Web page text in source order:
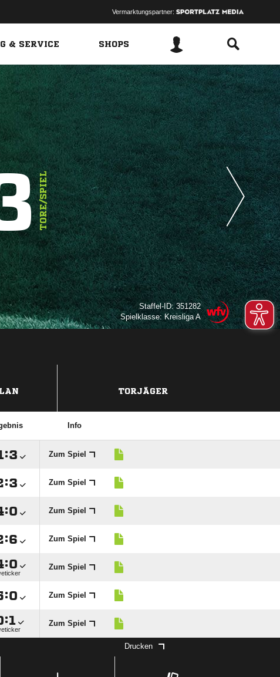
Vermarktungspartner:
& SERVICE SHOPS
TORE/SPIEL
Staffel-ID: 351282
Spielklasse: Kreisliga A
TORJÄGER
Info
: Zum Spiel
: Zum Spiel
: Zum Spiel
: Zum Spiel
: Zum Spiel
: Zum Spiel
: Zum Spiel
Drucken